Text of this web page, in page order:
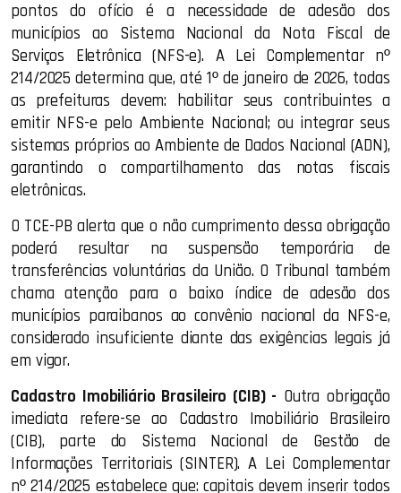
pontos do ofício é a necessidade de adesão dos
municípios ao Sistema Nacional da Nota Fiscal de
Serviços Eletrônica (NFS-e). A Lei Complementar nº
214/2025 determina que, até 1º de janeiro de 2026, todas
as prefeituras devem: habilitar seus contribuintes a
emitir NFS-e pelo Ambiente Nacional; ou integrar seus
sistemas próprios ao Ambiente de Dados Nacional (ADN),
garantindo o compartilhamento das notas fiscais
eletrônicas.
O TCE-PB alerta que o não cumprimento dessa obrigação
poderá resultar na suspensão temporária de
transferências voluntárias da União. O Tribunal também
chama atenção para o baixo índice de adesão dos
municípios paraibanos ao convênio nacional da NFS-e,
considerado insuficiente diante das exigências legais já
em vigor.
Cadastro Imobiliário Brasileiro (CIB) - Outra obrigação
imediata refere-se ao Cadastro Imobiliário Brasileiro
(CIB), parte do Sistema Nacional de Gestão de
Informações Territoriais (SINTER). A Lei Complementar
nº 214/2025 estabelece que: capitais devem inserir todos